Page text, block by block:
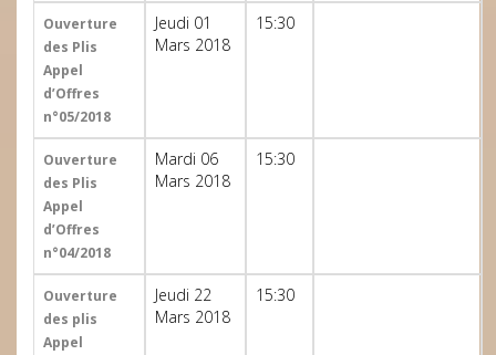
Ouverture
des Plis
Appel
d’Offres
n°05/2018
Jeudi 01
Mars 2018
15:30
Ouverture
des Plis
Appel
d’Offres
n°04/2018
Mardi 06
Mars 2018
15:30
Ouverture
des plis
Appel
Jeudi 22
Mars 2018
15:30